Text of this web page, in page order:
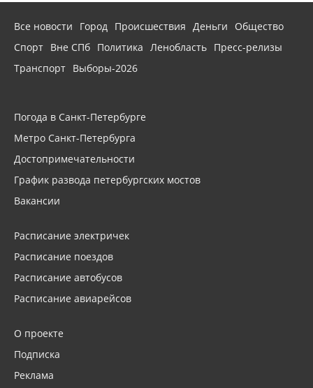
Все новости Город Происшествия Деньги
Общество
Спорт Вне СПб Политика Ленобласть Пресс-релизы
Транспорт Выборы-2026
Погода в Санкт-Петербурге
Метро Санкт-Петербурга
Достопримечательности
График развода петербургских мостов
Вакансии
Расписание электричек
Расписание поездов
Расписание автобусов
Расписание авиарейсов
О проекте
Подписка
Реклама